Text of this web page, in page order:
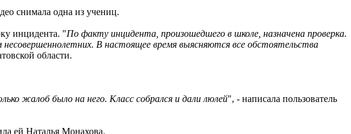
снимала одна из учениц.
инцидента. "По факту инцидента, произошедшего в школе, назначена проверка.
В настоящее время выясняются все обстоятельства
области.
жалоб было на него. Класс собрался и дали люлей", - написала пользователь
ей Наталья Монахова.